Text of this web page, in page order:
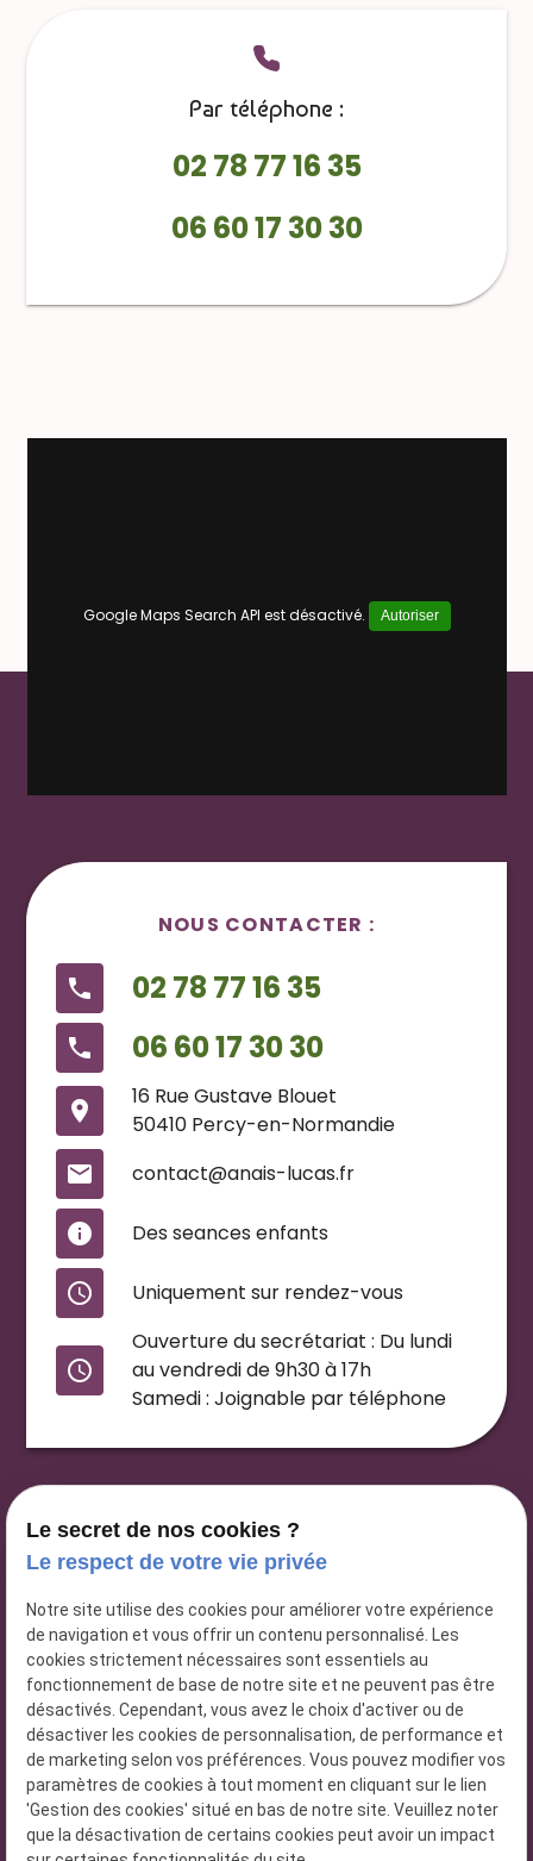
Par téléphone :
02 78 77 16 35
06 60 17 30 30
Google Maps Search API est désactivé. Autoriser
NOUS CONTACTER :
phone 02 78 77 16 35
phone 06 60 17 30 30
place
16 Rue Gustave Blouet
50410 Percy-en-Normandie
mail contact@anais-lucas.fr
info Des seances enfants
access_time Uniquement sur rendez-vous
access_time
Ouverture du secrétariat : Du lundi
au vendredi de 9h30 à 17h
Samedi : Joignable par téléphone
Anais Lucas
Hypnothérapeute
À Percy-en-Normandie
N° Siret : 82799625700016
Le secret de nos cookies ?
Le respect de votre vie privée
Notre site utilise des cookies pour améliorer votre expérience
de navigation et vous offrir un contenu personnalisé. Les
cookies strictement nécessaires sont essentiels au
fonctionnement de base de notre site et ne peuvent pas être
désactivés. Cependant, vous avez le choix d'activer ou de
désactiver les cookies de personnalisation, de performance et
de marketing selon vos préférences. Vous pouvez modifier vos
paramètres de cookies à tout moment en cliquant sur le lien
'Gestion des cookies' situé en bas de notre site. Veuillez noter
que la désactivation de certains cookies peut avoir un impact